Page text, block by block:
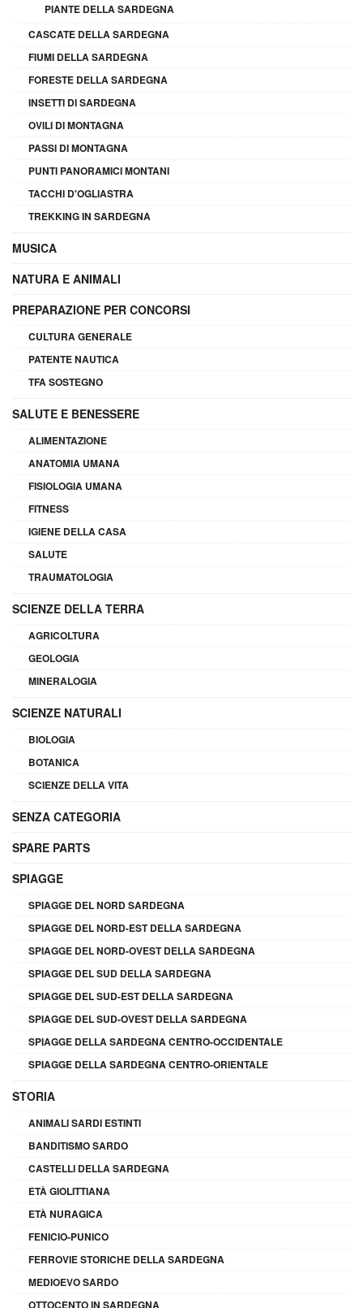
PIANTE DELLA SARDEGNA
CASCATE DELLA SARDEGNA
FIUMI DELLA SARDEGNA
FORESTE DELLA SARDEGNA
INSETTI DI SARDEGNA
OVILI DI MONTAGNA
PASSI DI MONTAGNA
PUNTI PANORAMICI MONTANI
TACCHI D'OGLIASTRA
TREKKING IN SARDEGNA
MUSICA
NATURA E ANIMALI
PREPARAZIONE PER CONCORSI
CULTURA GENERALE
PATENTE NAUTICA
TFA SOSTEGNO
SALUTE E BENESSERE
ALIMENTAZIONE
ANATOMIA UMANA
FISIOLOGIA UMANA
FITNESS
IGIENE DELLA CASA
SALUTE
TRAUMATOLOGIA
SCIENZE DELLA TERRA
AGRICOLTURA
GEOLOGIA
MINERALOGIA
SCIENZE NATURALI
BIOLOGIA
BOTANICA
SCIENZE DELLA VITA
SENZA CATEGORIA
SPARE PARTS
SPIAGGE
SPIAGGE DEL NORD SARDEGNA
SPIAGGE DEL NORD-EST DELLA SARDEGNA
SPIAGGE DEL NORD-OVEST DELLA SARDEGNA
SPIAGGE DEL SUD DELLA SARDEGNA
SPIAGGE DEL SUD-EST DELLA SARDEGNA
SPIAGGE DEL SUD-OVEST DELLA SARDEGNA
SPIAGGE DELLA SARDEGNA CENTRO-OCCIDENTALE
SPIAGGE DELLA SARDEGNA CENTRO-ORIENTALE
STORIA
ANIMALI SARDI ESTINTI
BANDITISMO SARDO
CASTELLI DELLA SARDEGNA
ETÀ GIOLITTIANA
ETÀ NURAGICA
FENICIO-PUNICO
FERROVIE STORICHE DELLA SARDEGNA
MEDIOEVO SARDO
OTTOCENTO IN SARDEGNA